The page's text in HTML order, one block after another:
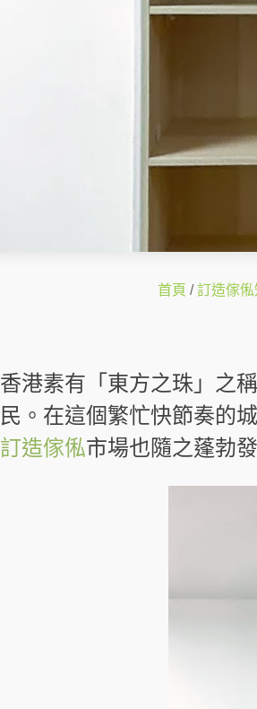
首頁 /訂造傢
香港素有「東方之珠」之
民。在這個繁忙快節奏的
訂造傢俬市場也隨之蓬勃